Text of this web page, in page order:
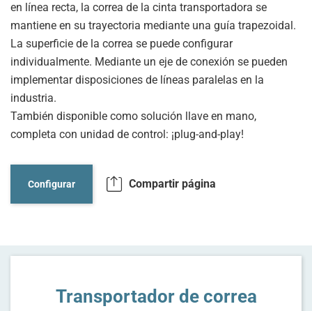
en línea recta, la correa de la cinta transportadora se
mantiene en su trayectoria mediante una guía trapezoidal.
La superficie de la correa se puede configurar
individualmente. Mediante un eje de conexión se pueden
implementar disposiciones de líneas paralelas en la
industria.
También disponible como solución llave en mano,
completa con unidad de control: ¡plug-and-play!
Configurar Compartir página
Transportador de correa